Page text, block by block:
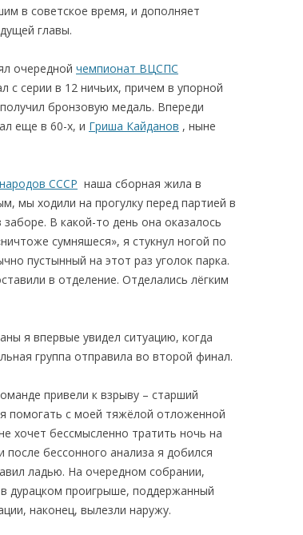
в советское время, и дополняет
главы.
очередной чемпионат ВЦСПС
с серии в 12 ничьих, причем в упорной
бронзовую медаль. Впереди
еще в 60-х, и Гриша Кайданов , ныне
СССР наша сборная жила в
мы ходили на прогулку перед партией в
В какой-то день она оказалось
сумняшеся», я стукнул ногой по
пустынный на этот раз уголок парка.
в отделение. Отделались лёгким
я впервые увидел ситуацию, когда
группа отправила во второй финал.
привели к взрыву – старший
помогать с моей тяжёлой отложенной
хочет бессмысленно тратить ночь на
бессонного анализа я добился
ладью. На очередном собрании,
дурацком проигрыше, поддержанный
наконец, вылезли наружу.